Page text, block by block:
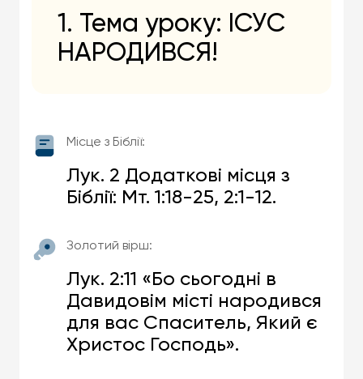
1. Тема уроку: ІСУС
НАРОДИВСЯ!
Місце з Біблії:
Лук. 2 Додаткові місця з
Біблії: Мт. 1:18-25, 2:1-12.
Золотий вірш:
Лук. 2:11 «Бо сьогодні в
Давидовім місті народився
для вас Спаситель, Який є
Христос Господь».